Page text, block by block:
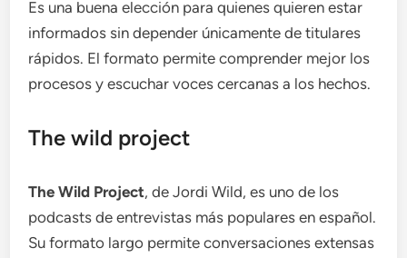
Es una buena elección para quienes quieren estar
informados sin depender únicamente de titulares
rápidos. El formato permite comprender mejor los
procesos y escuchar voces cercanas a los hechos.
The wild project
The Wild Project, de Jordi Wild, es uno de los
podcasts de entrevistas más populares en español.
Su formato largo permite conversaciones extensas